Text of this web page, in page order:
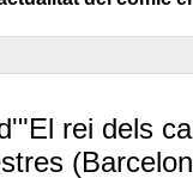
rei dels